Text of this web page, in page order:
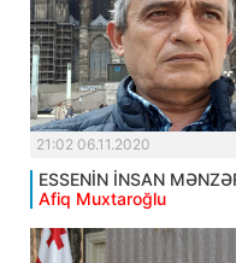
21:02 06.11.2020
ESSENİN İNSAN
Afiq Muxtaroğlu